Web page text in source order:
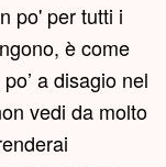
po' per tutti i
è come
a disagio nel
vedi da molto